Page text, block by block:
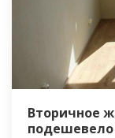
Вторичное
подешевело